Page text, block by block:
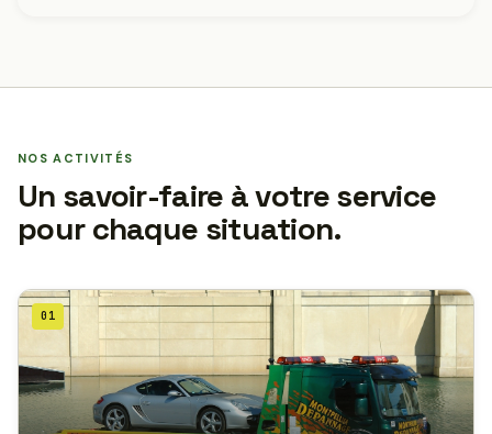
NOS ACTIVITÉS
Un savoir-faire à votre service
pour chaque situation.
01